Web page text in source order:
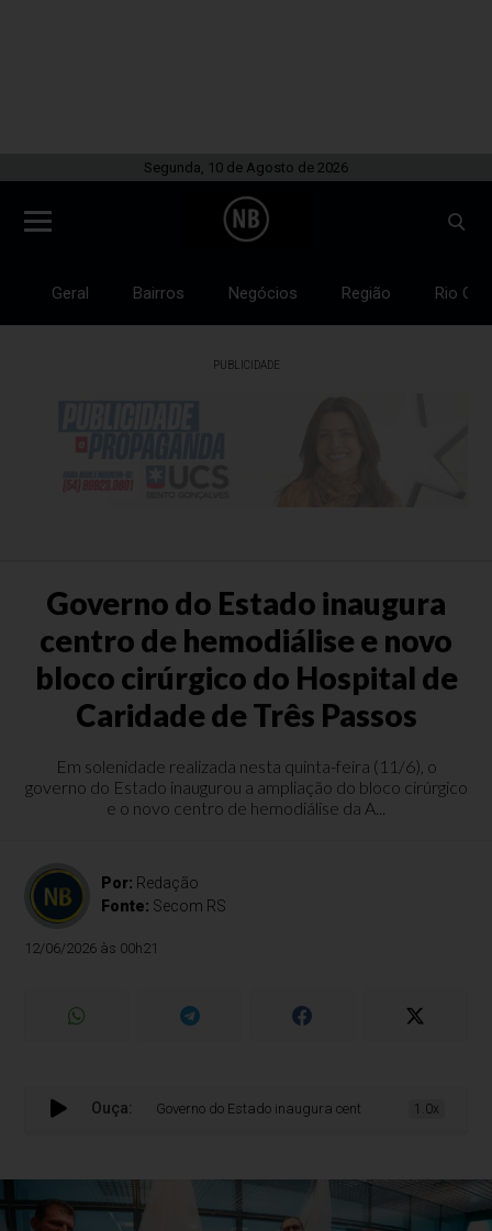
Segunda, 10 de Agosto de 2026
Geral Bairros Negócios Região Rio
PUBLICIDADE
Governo do Estado inaugura
centro de hemodiálise e novo
bloco cirúrgico do Hospital de
Caridade de Três Passos
Em solenidade realizada nesta quinta-feira (11/6), o
governo do Estado inaugurou a ampliação do bloco cirúrgico
e o novo centro de hemodiálise da A...
Por: Redação
Fonte: Secom RS
12/06/2026 às 00h21
Ouça:Governo do Estado inaugura centro de hemodiálise e novo
1.0x